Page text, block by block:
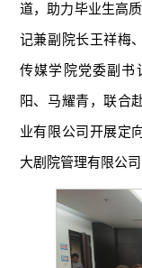
道，助力毕业生高
记兼副院长王祥梅
传媒学院党委副书
阳、马耀青，联合
业有限公司开展定
大剧院管理有限公